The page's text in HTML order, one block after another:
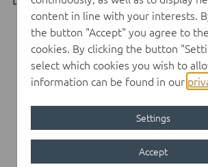
content in line with your interests.
the button "Accept" you agree to
cookies. By clicking the button
select which cookies you wish to
information can be found in our
Settings
Accept
einem vertieften
psychologischen und
Orientierungswissen
menschlicher Entwicklung
Interaktion